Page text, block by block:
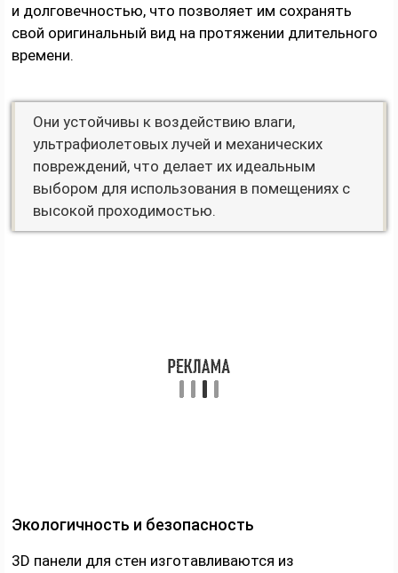
и долговечностью, что позволяет им сохранять
свой оригинальный вид на протяжении длительного
времени.
Они устойчивы к воздействию влаги,
ультрафиолетовых лучей и механических
повреждений, что делает их идеальным
выбором для использования в помещениях с
высокой проходимостью.
Экологичность и безопасность
3D панели для стен изготавливаются из